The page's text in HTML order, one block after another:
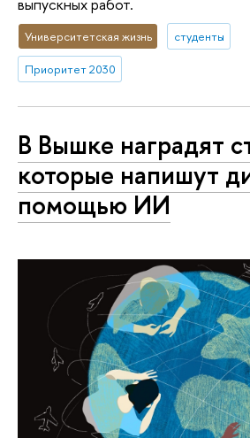
Университетская жизнь студенты
Приоритет 2030
В Вышке наградят
которые напишут
помощью ИИ